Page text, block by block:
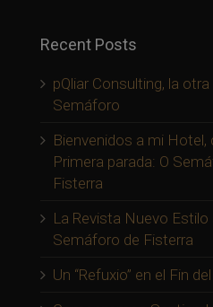
Recent Posts
pQliar Consulting, la otra
Semáforo
Bienvenidos a mi Hotel,
Primera parada: O
Fisterra
La Revista Nuevo Estilo
Semáforo de Fisterra
Un “Refuxio” en el Fin